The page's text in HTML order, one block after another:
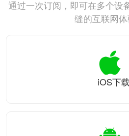
通过一次订阅，即可在多个设
缝的互联网体
iOS下载